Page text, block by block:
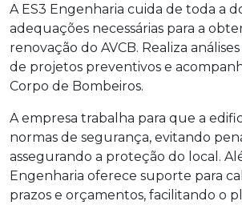
A ES3 Engenharia cuida de toda a
adequações necessárias para a
renovação do AVCB. Realiza
de projetos preventivos e
Corpo de Bombeiros.
A empresa trabalha para que a
normas de segurança, evitando
assegurando a proteção do local.
Engenharia oferece suporte para
prazos e orçamentos, facilitando o